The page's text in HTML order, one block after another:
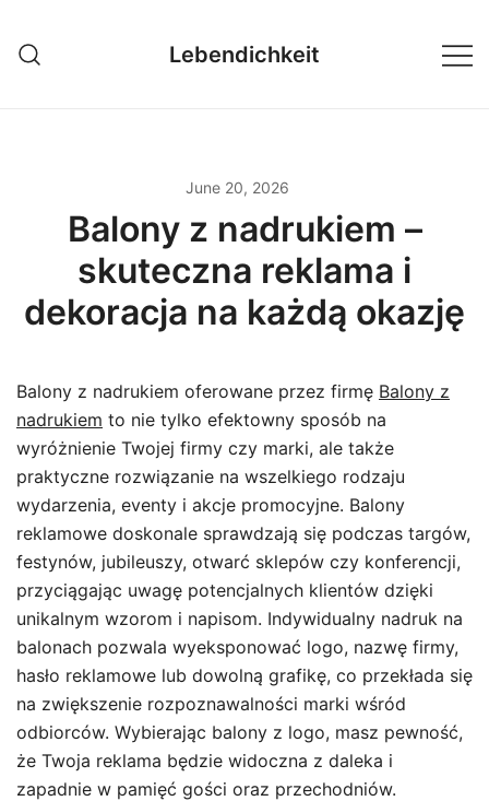
content
Lebendichkeit
June 20, 2026
Balony z nadrukiem –
skuteczna reklama i
dekoracja na każdą okazję
Balony z nadrukiem oferowane przez firmę Balony z
nadrukiem to nie tylko efektowny sposób na
wyróżnienie Twojej firmy czy marki, ale także
praktyczne rozwiązanie na wszelkiego rodzaju
wydarzenia, eventy i akcje promocyjne. Balony
reklamowe doskonale sprawdzają się podczas targów,
festynów, jubileuszy, otwarć sklepów czy konferencji,
przyciągając uwagę potencjalnych klientów dzięki
unikalnym wzorom i napisom. Indywidualny nadruk na
balonach pozwala wyeksponować logo, nazwę firmy,
hasło reklamowe lub dowolną grafikę, co przekłada się
na zwiększenie rozpoznawalności marki wśród
odbiorców. Wybierając balony z logo, masz pewność,
że Twoja reklama będzie widoczna z daleka i
zapadnie w pamięć gości oraz przechodniów.